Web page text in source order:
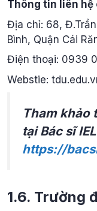
Thông tin liên hệ
Địa chỉ: 68,
Bình, Quận Cái
Điện thoại: 0939
Webstie:
Tham khảo
tại Bác sĩ
https://
1.6. Trường